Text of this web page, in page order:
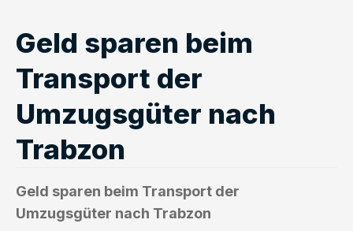
Geld sparen beim
Transport der
Umzugsgüter nach
Trabzon
Geld sparen beim Transport der
Umzugsgüter nach Trabzon